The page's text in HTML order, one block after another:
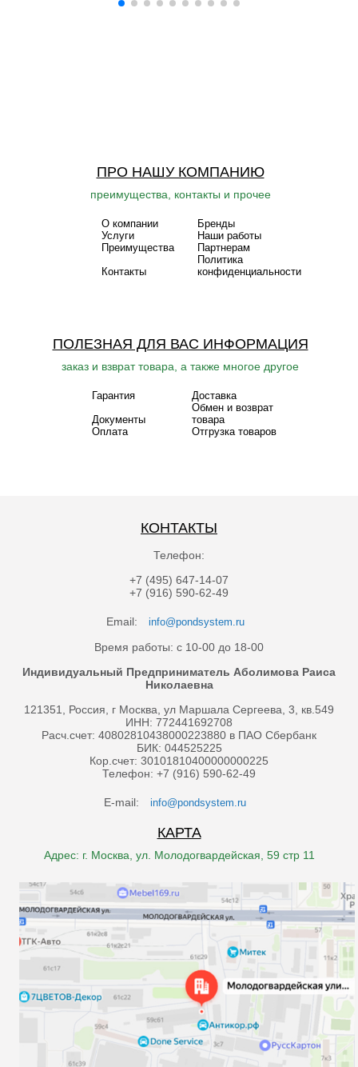
ПРО НАШУ КОМПАНИЮ
преимущества, контакты и прочее
О компании
Бренды
Услуги
Наши работы
Преимущества
Партнерам
Контакты
Политика
конфиденциальности
ПОЛЕЗНАЯ ДЛЯ ВАС ИНФОРМАЦИЯ
заказ и взврат товара, а также многое другое
Гарантия
Доставка
Документы
Обмен и возврат
товара
Оплата
Отгрузка товаров
КОНТАКТЫ
Телефон:
+7 (495) 647-14-07
+7 (916) 590-62-49
Email: info@pondsystem.ru
Время работы: с 10-00 до 18-00
Индивидуальный Предприниматель Аболимова Раиса
Николаевна
121351, Россия, г Москва, ул Маршала Сергеева, 3, кв.549
ИНН: 772441692708
Расч.счет: 40802810438000223880 в ПАО Сбербанк
БИК: 044525225
Кор.счет: 30101810400000000225
Телефон: +7 (916) 590-62-49
E-mail: info@pondsystem.ru
КАРТА
Адрес: г. Москва, ул. Молодогвардейская, 59 стр 11